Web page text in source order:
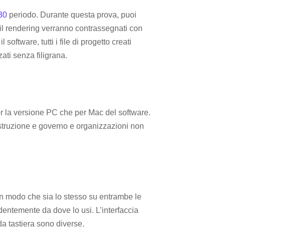
periodo. Durante questa prova, puoi
rendering verranno contrassegnati con
software, tutti i file di progetto creati
senza filigrana.
la versione PC che per Mac del software.
e governo e organizzazioni non
modo che sia lo stesso su entrambe le
da dove lo usi. L’interfaccia
tastiera sono diverse.